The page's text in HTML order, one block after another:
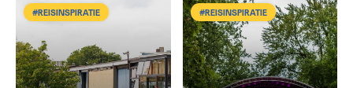
#REISINSPIRATIE #REISINSPIRATIE